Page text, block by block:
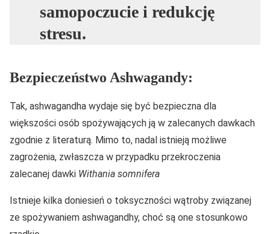
samopoczucie i redukcję
stresu.
Bezpieczeństwo Ashwagandy:
Tak, ashwagandha wydaje się być bezpieczna dla
większości osób spożywających ją w zalecanych dawkach
zgodnie z literaturą. Mimo to, nadal istnieją możliwe
zagrożenia, zwłaszcza w przypadku przekroczenia
zalecanej dawki Withania somnifera
Istnieje kilka doniesień o toksyczności wątroby związanej
ze spożywaniem ashwagandhy, choć są one stosunkowo